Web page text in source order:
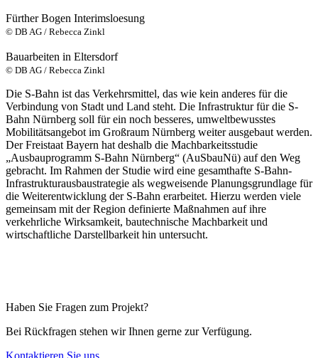
Fürther Bogen Interimsloesung
© DB AG / Rebecca Zinkl
Bauarbeiten in Eltersdorf
© DB AG / Rebecca Zinkl
Die S-Bahn ist das Verkehrsmittel, das wie kein anderes für die
Verbindung von Stadt und Land steht. Die Infrastruktur für die S-
Bahn Nürnberg soll für ein noch besseres, umweltbewusstes
Mobilitätsangebot im Großraum Nürnberg weiter ausgebaut werden.
Der Freistaat Bayern hat deshalb die Machbarkeitsstudie
„Ausbauprogramm S-Bahn Nürnberg“ (AuSbauNü) auf den Weg
gebracht. Im Rahmen der Studie wird eine gesamthafte S-Bahn-
Infrastrukturausbaustrategie als wegweisende Planungsgrundlage für
die Weiterentwicklung der S-Bahn erarbeitet. Hierzu werden viele
gemeinsam mit der Region definierte Maßnahmen auf ihre
verkehrliche Wirksamkeit, bautechnische Machbarkeit und
wirtschaftliche Darstellbarkeit hin untersucht.
Haben Sie Fragen zum Projekt?
Bei Rückfragen stehen wir Ihnen gerne zur Verfügung.
Kontaktieren Sie uns